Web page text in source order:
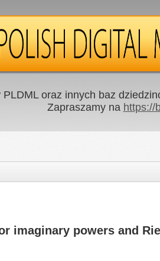
PLDML oraz innych baz
Zapraszamy na https://
imaginary powers and